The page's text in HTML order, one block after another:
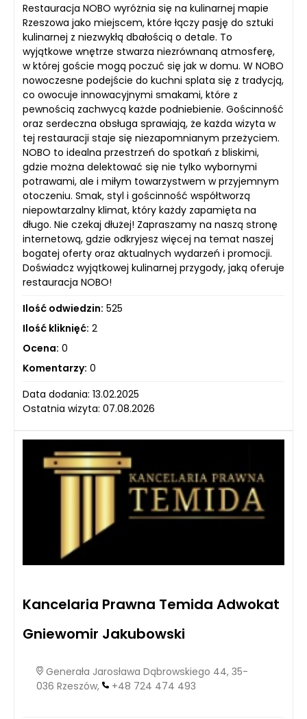
Restauracja NOBO wyróżnia się na kulinarnej mapie
Rzeszowa jako miejscem, które łączy pasję do sztuki
kulinarnej z niezwykłą dbałością o detale. To
wyjątkowe wnętrze stwarza niezrównaną atmosferę,
w której goście mogą poczuć się jak w domu. W NOBO
nowoczesne podejście do kuchni splata się z tradycją,
co owocuje innowacyjnymi smakami, które z
pewnością zachwycą każde podniebienie. Gościnność
oraz serdeczna obsługa sprawiają, że każda wizyta w
tej restauracji staje się niezapomnianym przeżyciem.
NOBO to idealna przestrzeń do spotkań z bliskimi,
gdzie można delektować się nie tylko wybornymi
potrawami, ale i miłym towarzystwem w przyjemnym
otoczeniu. Smak, styl i gościnność współtworzą
niepowtarzalny klimat, który każdy zapamięta na
długo. Nie czekaj dłużej! Zapraszamy na naszą stronę
internetową, gdzie odkryjesz więcej na temat naszej
bogatej oferty oraz aktualnych wydarzeń i promocji.
Doświadcz wyjątkowej kulinarnej przygody, jaką oferuje
restauracja NOBO!
Ilość odwiedzin: 525
Ilość kliknięć: 2
Ocena: 0
Komentarzy: 0
Data dodania: 13.02.2025
Ostatnia wizyta: 07.08.2026
Kancelaria Prawna Temida Adwokat
Gniewomir Jakubowski
Generała Jarosława Dąbrowskiego 44, 35-
036 Rzeszów,
+48 724 474 493